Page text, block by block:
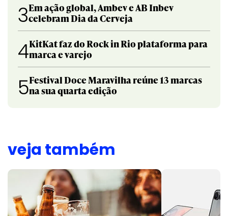
3Em ação global, Ambev e AB Inbev
celebram Dia da Cerveja
4KitKat faz do Rock in Rio plataforma para
marca e varejo
5Festival Doce Maravilha reúne 13 marcas
na sua quarta edição
veja também